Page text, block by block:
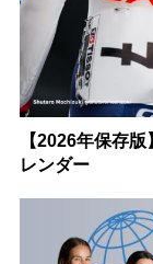
【2026年保存
レンダー